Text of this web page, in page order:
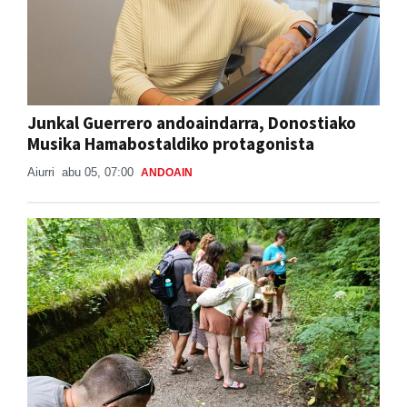
Junkal Guerrero andoaindarra, Donostiako
Musika Hamabostaldiko protagonista
Aiurri abu 05, 07:00 ANDOAIN